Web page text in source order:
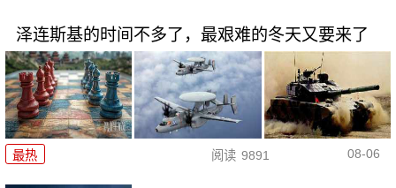
泽连斯基的时间不多了，最艰难的冬天又要来了
最热 阅读 9891 08-06